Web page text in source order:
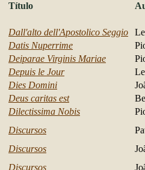
Título
Dall'alto dell'Apostolico Seggio
Datis Nuperrime
Deiparae Virginis Mariae
Depuis le Jour
Dies Domini
Deus caritas est
Dilectissima Nobis
Discursos
Discursos
Discursos